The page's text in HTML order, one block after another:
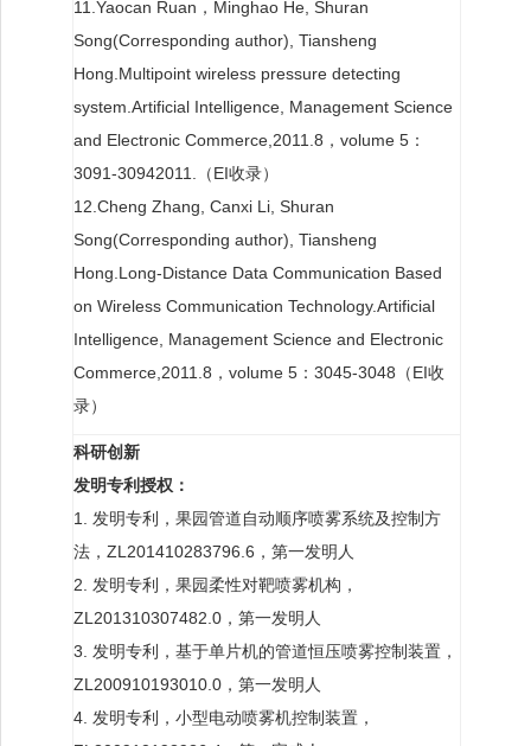
11.Yaocan Ruan，Minghao He, Shuran
Song(Corresponding author), Tiansheng
Hong.Multipoint wireless pressure detecting
system.Artificial Intelligence, Management Science
and Electronic Commerce,2011.8，volume 5：
3091-30942011.（EI收录）
12.Cheng Zhang, Canxi Li, Shuran
Song(Corresponding author), Tiansheng
Hong.Long-Distance Data Communication Based
on Wireless Communication Technology.Artificial
Intelligence, Management Science and Electronic
Commerce,2011.8，volume 5：3045-3048（EI收
录）
科研创新
发明专利授权：
1. 发明专利，果园管道自动顺序喷雾系统及控制方
法，ZL201410283796.6，第一发明人
2. 发明专利，果园柔性对靶喷雾机构，
ZL201310307482.0，第一发明人
3. 发明专利，基于单片机的管道恒压喷雾控制装置，
ZL200910193010.0，第一发明人
4. 发明专利，小型电动喷雾机控制装置，